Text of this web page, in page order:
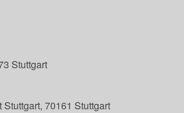
Stuttgart
70161 Stuttgart